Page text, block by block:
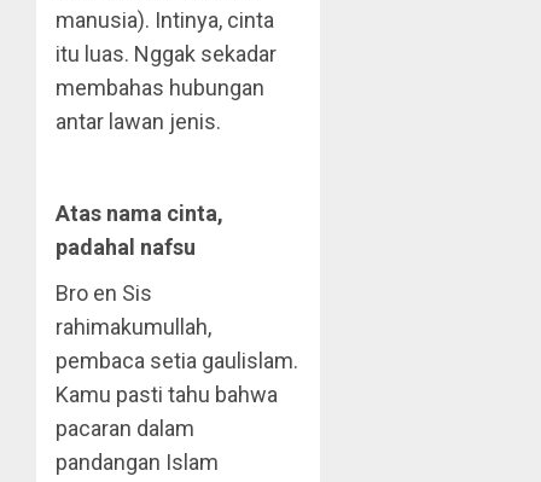
manusia). Intinya, cinta
itu luas. Nggak sekadar
membahas hubungan
antar lawan jenis.
Atas nama cinta,
padahal nafsu
Bro en Sis
rahimakumullah,
pembaca setia gaulislam.
Kamu pasti tahu bahwa
pacaran dalam
pandangan Islam